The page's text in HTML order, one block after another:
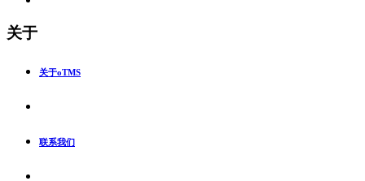
关于
关于oTMS
联系我们